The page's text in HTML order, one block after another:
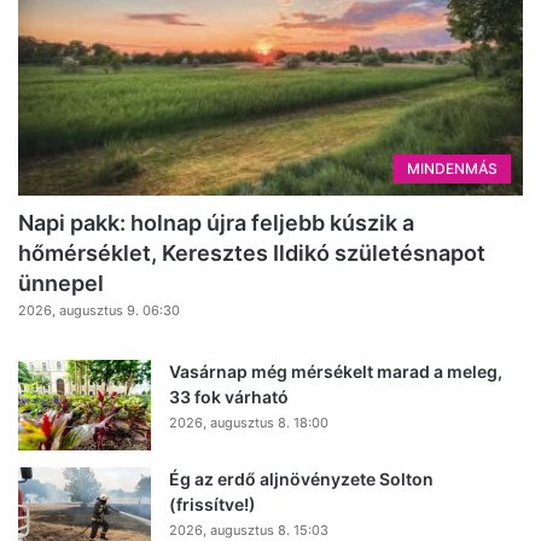
MINDENMÁS
Napi pakk: holnap újra feljebb kúszik a
hőmérséklet, Keresztes Ildikó születésnapot
ünnepel
2026, augusztus 9. 06:30
Vasárnap még mérsékelt marad a meleg,
33 fok várható
2026, augusztus 8. 18:00
Ég az erdő aljnövényzete Solton
(frissítve!)
2026, augusztus 8. 15:03